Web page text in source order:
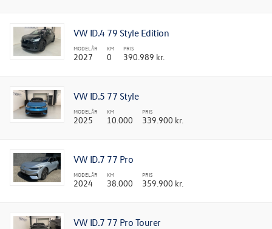
VW ID.4 79 Style Edition
MODELÅR
2027
KM
0
PRIS
390.989 kr.
VW ID.5 77 Style
MODELÅR
2025
KM
10.000
PRIS
339.900 kr.
VW ID.7 77 Pro
MODELÅR
2024
KM
38.000
PRIS
359.900 kr.
VW ID.7 77 Pro Tourer